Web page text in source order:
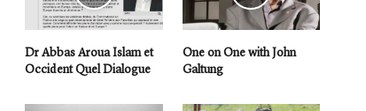
Dr Abbas Aroua Islam et
Occident Quel Dialogue
One on One with John
Galtung